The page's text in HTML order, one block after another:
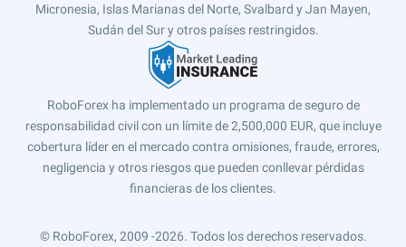
Micronesia, Islas Marianas del Norte, Svalbard y Jan Mayen,
Sudán del Sur y otros países restringidos.
RoboForex ha implementado un programa de seguro de
responsabilidad civil con un límite de 2,500,000 EUR, que incluye
cobertura líder en el mercado contra omisiones, fraude, errores,
negligencia y otros riesgos que pueden conllevar pérdidas
financieras de los clientes.
© RoboForex, 2009 -2026. Todos los derechos reservados.